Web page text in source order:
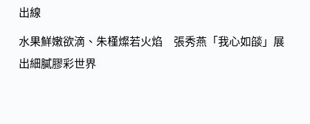
出線
水果鮮嫩欲滴、朱槿燦若火焰 張秀燕「我心如燄」展
出細膩膠彩世界